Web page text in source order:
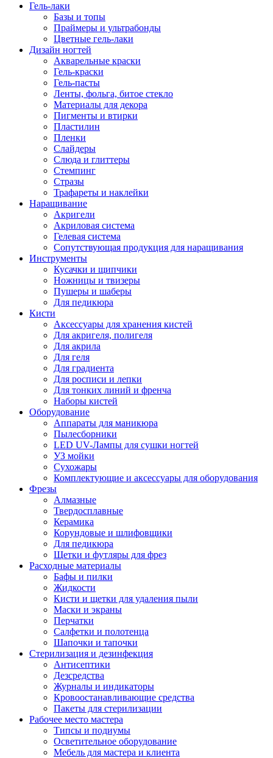
Гель-лаки
Базы и топы
Праймеры и ультрабонды
Цветные гель-лаки
Дизайн ногтей
Акварельные краски
Гель-краски
Гель-пасты
Ленты, фольга, битое стекло
Материалы для декора
Пигменты и втирки
Пластилин
Пленки
Слайдеры
Слюда и глиттеры
Стемпинг
Стразы
Трафареты и наклейки
Наращивание
Акригели
Акриловая система
Гелевая система
Сопутствующая продукция для наращивания
Инструменты
Кусачки и щипчики
Ножницы и твизеры
Пушеры и шаберы
Для педикюра
Кисти
Аксессуары для хранения кистей
Для акригеля, полигеля
Для акрила
Для геля
Для градиента
Для росписи и лепки
Для тонких линий и френча
Наборы кистей
Оборудование
Аппараты для маникюра
Пылесборники
LED UV-Лампы для сушки ногтей
УЗ мойки
Сухожары
Комплектующие и аксессуары для оборудования
Фрезы
Алмазные
Твердосплавные
Керамика
Корундовые и шлифовщики
Для педикюра
Щетки и футляры для фрез
Расходные материалы
Бафы и пилки
Жидкости
Кисти и щетки для удаления пыли
Маски и экраны
Перчатки
Салфетки и полотенца
Шапочки и тапочки
Стерилизация и дезинфекция
Антисептики
Дезсредства
Журналы и индикаторы
Кровоостанавливающие средства
Пакеты для стерилизации
Рабочее место мастера
Типсы и подиумы
Осветительное оборудование
Мебель для мастера и клиента